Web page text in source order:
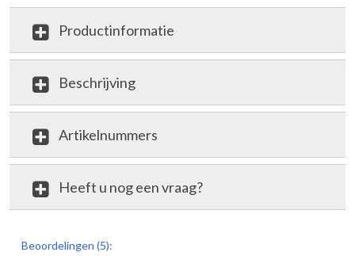
Productinformatie
Beschrijving
Artikelnummers
Heeft u nog een vraag?
Beoordelingen (5):